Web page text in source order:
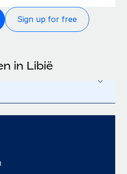
Sign up for free
in Libië